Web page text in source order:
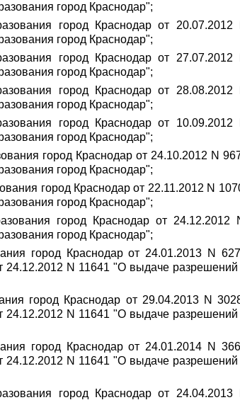
город Краснодар";
город Краснодар от
город Краснодар";
город Краснодар от
город Краснодар";
город Краснодар от
город Краснодар";
город Краснодар от
город Краснодар";
город Краснодар от 24.10.2012 N
город Краснодар";
город Краснодар от 22.11.2012 N
город Краснодар";
город Краснодар от
город Краснодар";
город Краснодар от 24.01.2013 N
N 11641 "О выдаче
город Краснодар от 29.04.2013 N
N 11641 "О выдаче
город Краснодар от 24.01.2014 N
N 11641 "О выдаче
город Краснодар от